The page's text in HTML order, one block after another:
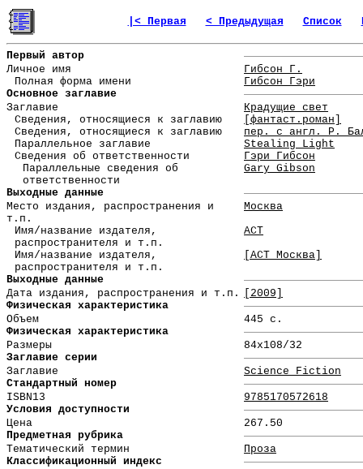
|< Первая < Предыдущая Список
Первый автор
Личное имя
Гибсон Г.
Полная форма имени
Гибсон Гэри
Основное заглавие
Заглавие
Крадущие свет
Сведения, относящиеся к заглавию
[фантаст.роман]
Сведения, относящиеся к заглавию
пер. с англ. Р.
Параллельное заглавие
Stealing Light
Сведения об ответственности
Гэри Гибсон
Параллельные сведения об
ответственности
Gary Gibson
Выходные данные
Место издания, распространения и
т.п.
Москва
Имя/название издателя,
распространителя и т.п.
АСТ
Имя/название издателя,
распространителя и т.п.
[АСТ Москва]
Выходные данные
Дата издания, распространения и т.п.
[2009]
Физическая характеристика
Объем
445 с.
Физическая характеристика
Размеры
84x108/32
Заглавие серии
Заглавие
Science Fiction
Стандартный номер
ISBN13
9785170572618
Условия доступности
Цена
267.50
Предметная рубрика
Тематический термин
Проза
Классификационный индекс